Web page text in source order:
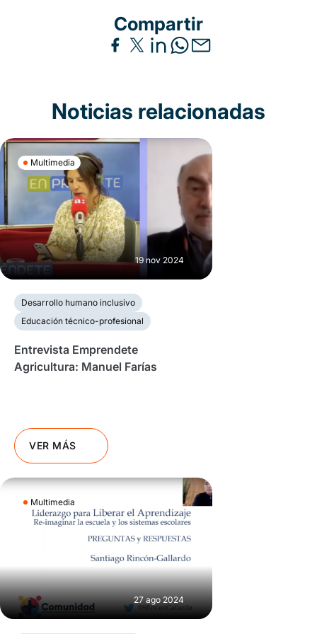
Compartir
Noticias relacionadas
Multimedia
19 nov 2024
Desarrollo humano inclusivo
Educación técnico-profesional
Entrevista Emprendete
Agricultura: Manuel Farías
VER MÁS
Multimedia
27 ago 2024